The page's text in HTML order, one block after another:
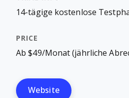
14-tägige kostenlose
Ab $49/Monat (jährliche
Website